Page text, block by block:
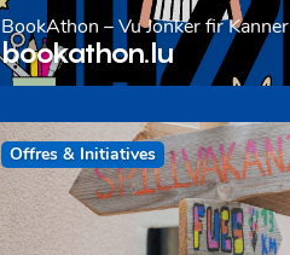
BookAthon – Vu Jonker fir Kanner
bookathon.lu
Offres & Initiatives